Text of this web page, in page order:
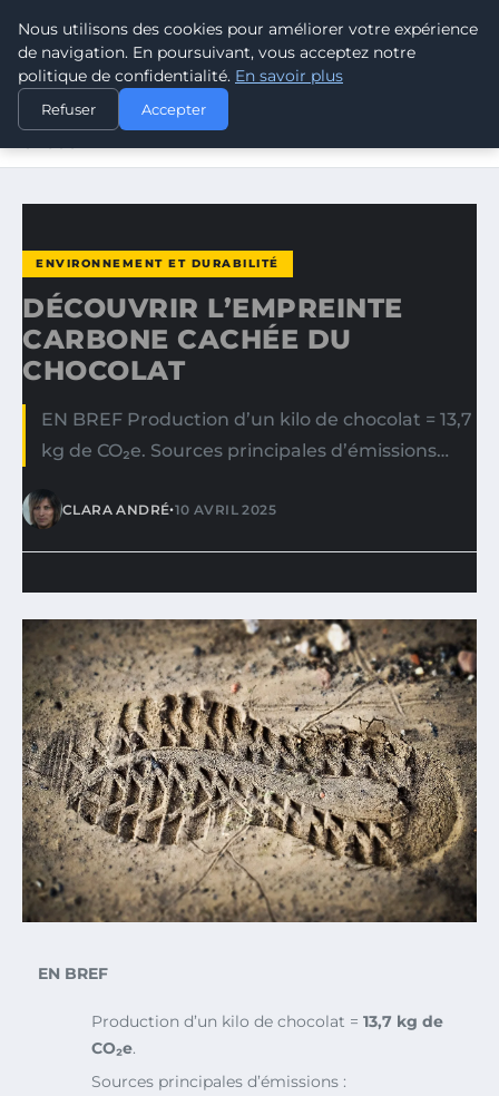
CLIMATE RESPONSE BLOG
ACCUEIL
ENVIRONNEMENT ET DURABILITÉ
DÉCOUVRIR L’EMPREINTE CARBONE CACHÉE DU
ENVIRONNEMENT ET DURABILITÉ
DÉCOUVRIR L’EMPREINTE
CARBONE CACHÉE DU
CHOCOLAT
EN BREF Production d’un kilo de chocolat = 13,7
kg de CO₂e. Sources principales d’émissions…
CLARA ANDRÉ•10 AVRIL 2025
EN BREF
Production d’un kilo de chocolat = 13,7 kg de
CO₂e.
Sources principales d’émissions :
Nous utilisons des cookies pour améliorer votre expérience
de navigation. En poursuivant, vous acceptez notre
politique de confidentialité. En savoir plus
Refuser Accepter